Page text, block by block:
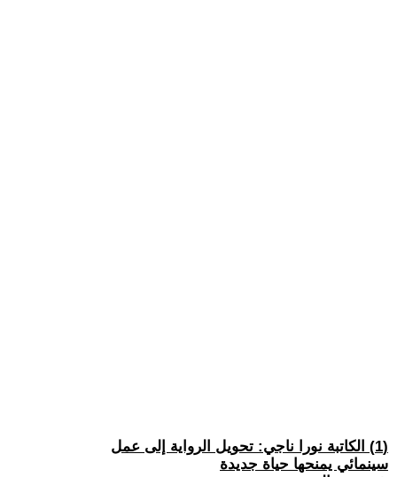
(1) الكاتبة نورا ناجي: تحويل الرواية إلى عمل
سينمائي يمنحها حياة جديدة